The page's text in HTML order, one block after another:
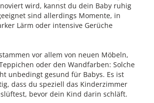
wird, kannst du dein Baby ruhig
sind allerdings Momente, in
Lärm oder intensive Gerüche
vor allem von neuen Möbeln,
oder den Wandfarben: Solche
unbedingt gesund für Babys. Es ist
dass du speziell das Kinderzimmer
bevor dein Kind darin schläft.